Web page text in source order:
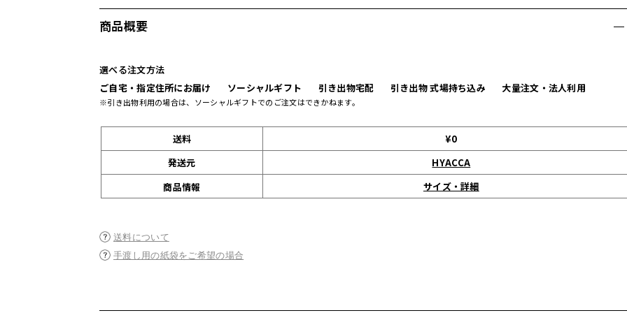
商品概要
選べる注文方法
ご自宅・指定住所にお届け
ソーシャルギフト 引き出物宅配 引き出物 式場持ち込み 大量注文・法人利用
※引き出物利用の場合は、ソーシャルギフトでのご注文はできかねます。
送料
¥0
発送元
HYACCA
商品情報
サイズ・詳細
送料について
手渡し用の紙袋をご希望の場合